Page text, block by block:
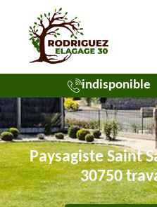
indisponible
Paysagiste Saint
30750